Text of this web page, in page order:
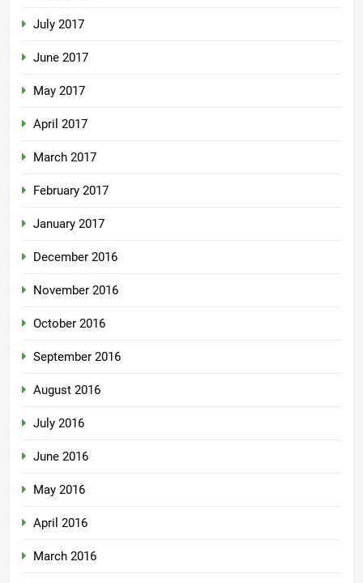
July 2017
June 2017
May 2017
April 2017
March 2017
February 2017
January 2017
December 2016
November 2016
October 2016
September 2016
August 2016
July 2016
June 2016
May 2016
April 2016
March 2016